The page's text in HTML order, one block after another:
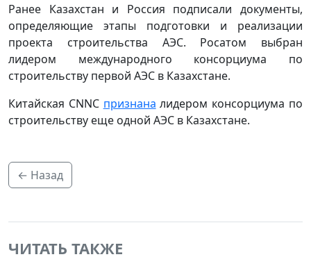
Ранее Казахстан и Россия подписали документы,
определяющие этапы подготовки и реализации
проекта строительства АЭС. Росатом выбран
лидером международного консорциума по
строительству первой АЭС в Казахстане.
Китайская СNNC признана лидером консорциума по
строительству еще одной АЭС в Казахстане.
← Назад
ЧИТАТЬ ТАКЖЕ